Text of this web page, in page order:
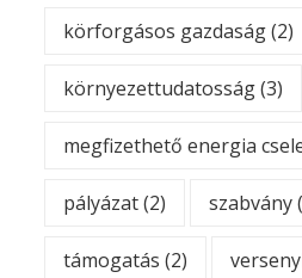
körforgásos gazdaság(2)
környezettudatosság(3)
megfizethető energia
pályázat(2) szabvány
támogatás (2)